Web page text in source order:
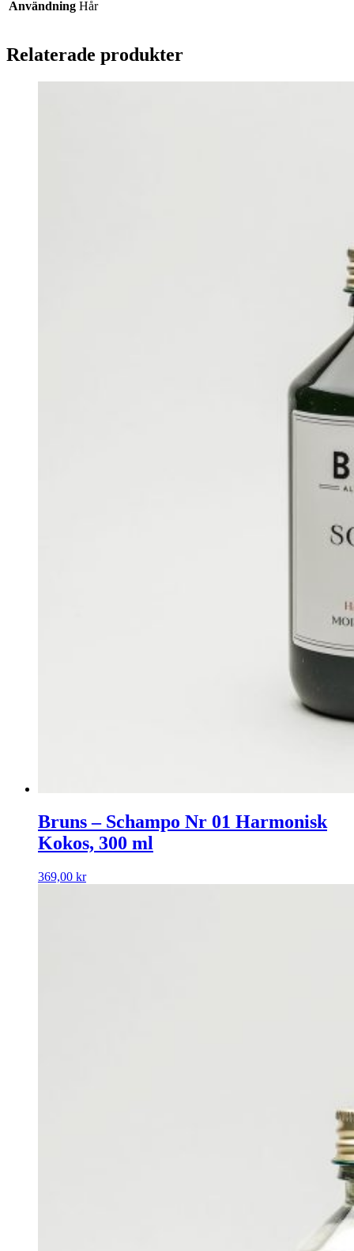
Användning Hår
Relaterade produkter
Bruns – Schampo Nr 01 Harmonisk
Kokos, 300 ml
369,00 kr